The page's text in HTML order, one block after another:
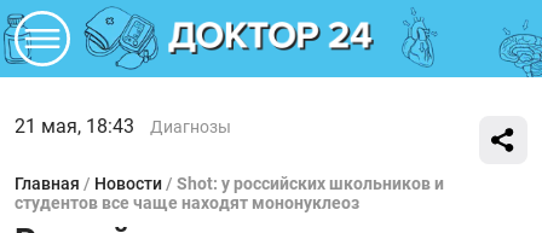
21 мая, 18:43 Диагнозы
Главная / Новости / Shot: у российских школьников и
студентов все чаще находят мононуклеоз